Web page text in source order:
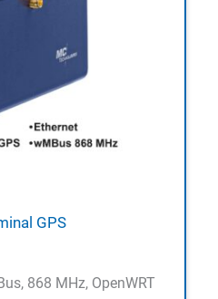
GPS
868 MHz, OpenWRT